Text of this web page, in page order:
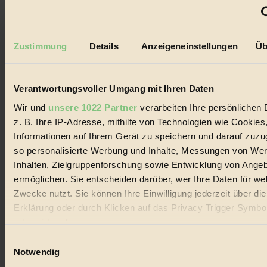
Zustimmung Details Anzeigeneinstellungen
Verantwortungsvoller Umgang mit Ihren Daten
Wir und unsere 1022 Partner verarbeiten Ihre persönlichen
z. B. Ihre IP-Adresse, mithilfe von Technologien wie
Informationen auf Ihrem Gerät zu speichern und darauf
so personalisierte Werbung und Inhalte, Messungen von
Inhalten, Zielgruppenforschung sowie Entwicklung von
ermöglichen. Sie entscheiden darüber, wer Ihre Daten für
Zwecke nutzt. Sie können Ihre Einwilligung jederzeit über
Erklärung oder durch Klicken auf das Privacy Trigger
oder widerrufen
Wenn Sie es erlauben, würden wir auch gerne:
Notwendig
seine Bewegungen festzuhalten.
Außerdem im Heft
Freilandhühnerbetrieb vorbeischauen.
Tropische Stechmücken fühlen sich in
Mitteleuropa inziwschen oft zu Hause.
GEMEINER:
Es gibt nun Weinflaschen, die nach
Entleerung voll wieder zu dir zurückkommen.
Der BIORAMA-Newsletter